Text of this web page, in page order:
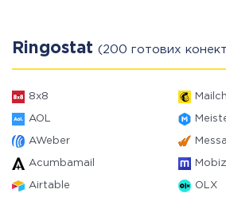
Ringostat (200 готових
8x8
AOL
AWeber
Acumbamail
Airtable OLX